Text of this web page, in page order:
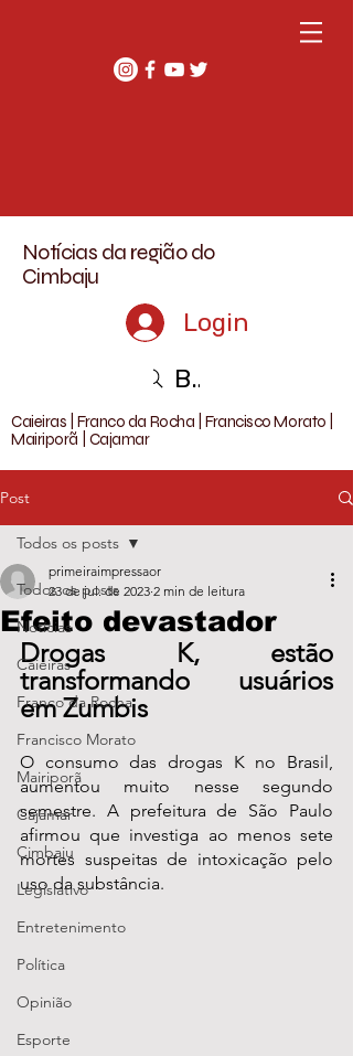
Notícias da região do
Cimbaju
Login
Buscar
Caieiras | Franco da Rocha | Francisco Morato |
Mairiporã | Cajamar
Post
Todos os posts
Notícias
Caieiras
Franco da Rocha
Francisco Morato
Mairiporã
Cajamar
Cimbaju
Legislativo
Entretenimento
Política
Opinião
Esporte
Todos os posts
Efeito devastador
primeiraimpressaor
23 de jul. de 2023 2 min de leitura
Drogas K, estão
transformando usuários
em Zumbis
O consumo das drogas K no Brasil,
aumentou muito nesse segundo
semestre. A prefeitura de São Paulo
afirmou que investiga ao menos sete
mortes suspeitas de intoxicação pelo
uso da substância.